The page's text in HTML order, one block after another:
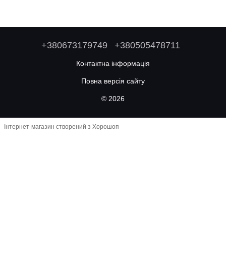
+380673179749 +380505478711
Контактна інформація
Повна версія сайту
© 2026
Інтернет-магазин створений з Хорошоп